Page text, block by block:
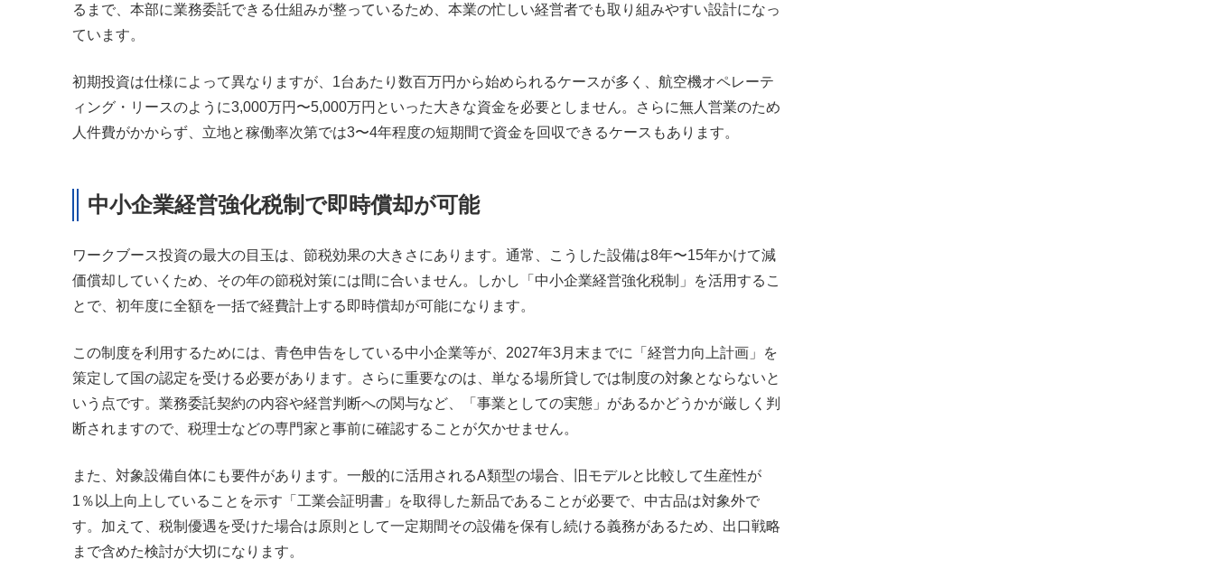
るまで、本部に業務委託できる仕組みが整っているため、本業の忙しい経営者でも取り組みやすい設計になっ
ています。
初期投資は仕様によって異なりますが、1台あたり数百万円から始められるケースが多く、航空機オペレーテ
ィング・リースのように3,000万円〜5,000万円といった大きな資金を必要としません。さらに無人営業のため
人件費がかからず、立地と稼働率次第では3〜4年程度の短期間で資金を回収できるケースもあります。
中小企業経営強化税制で即時償却が可能
ワークブース投資の最大の目玉は、節税効果の大きさにあります。通常、こうした設備は8年〜15年かけて減
価償却していくため、その年の節税対策には間に合いません。しかし「中小企業経営強化税制」を活用するこ
とで、初年度に全額を一括で経費計上する即時償却が可能になります。
この制度を利用するためには、青色申告をしている中小企業等が、2027年3月末までに「経営力向上計画」を
策定して国の認定を受ける必要があります。さらに重要なのは、単なる場所貸しでは制度の対象とならないと
いう点です。業務委託契約の内容や経営判断への関与など、「事業としての実態」があるかどうかが厳しく判
断されますので、税理士などの専門家と事前に確認することが欠かせません。
また、対象設備自体にも要件があります。一般的に活用されるA類型の場合、旧モデルと比較して生産性が
1％以上向上していることを示す「工業会証明書」を取得した新品であることが必要で、中古品は対象外で
す。加えて、税制優遇を受けた場合は原則として一定期間その設備を保有し続ける義務があるため、出口戦略
まで含めた検討が大切になります。